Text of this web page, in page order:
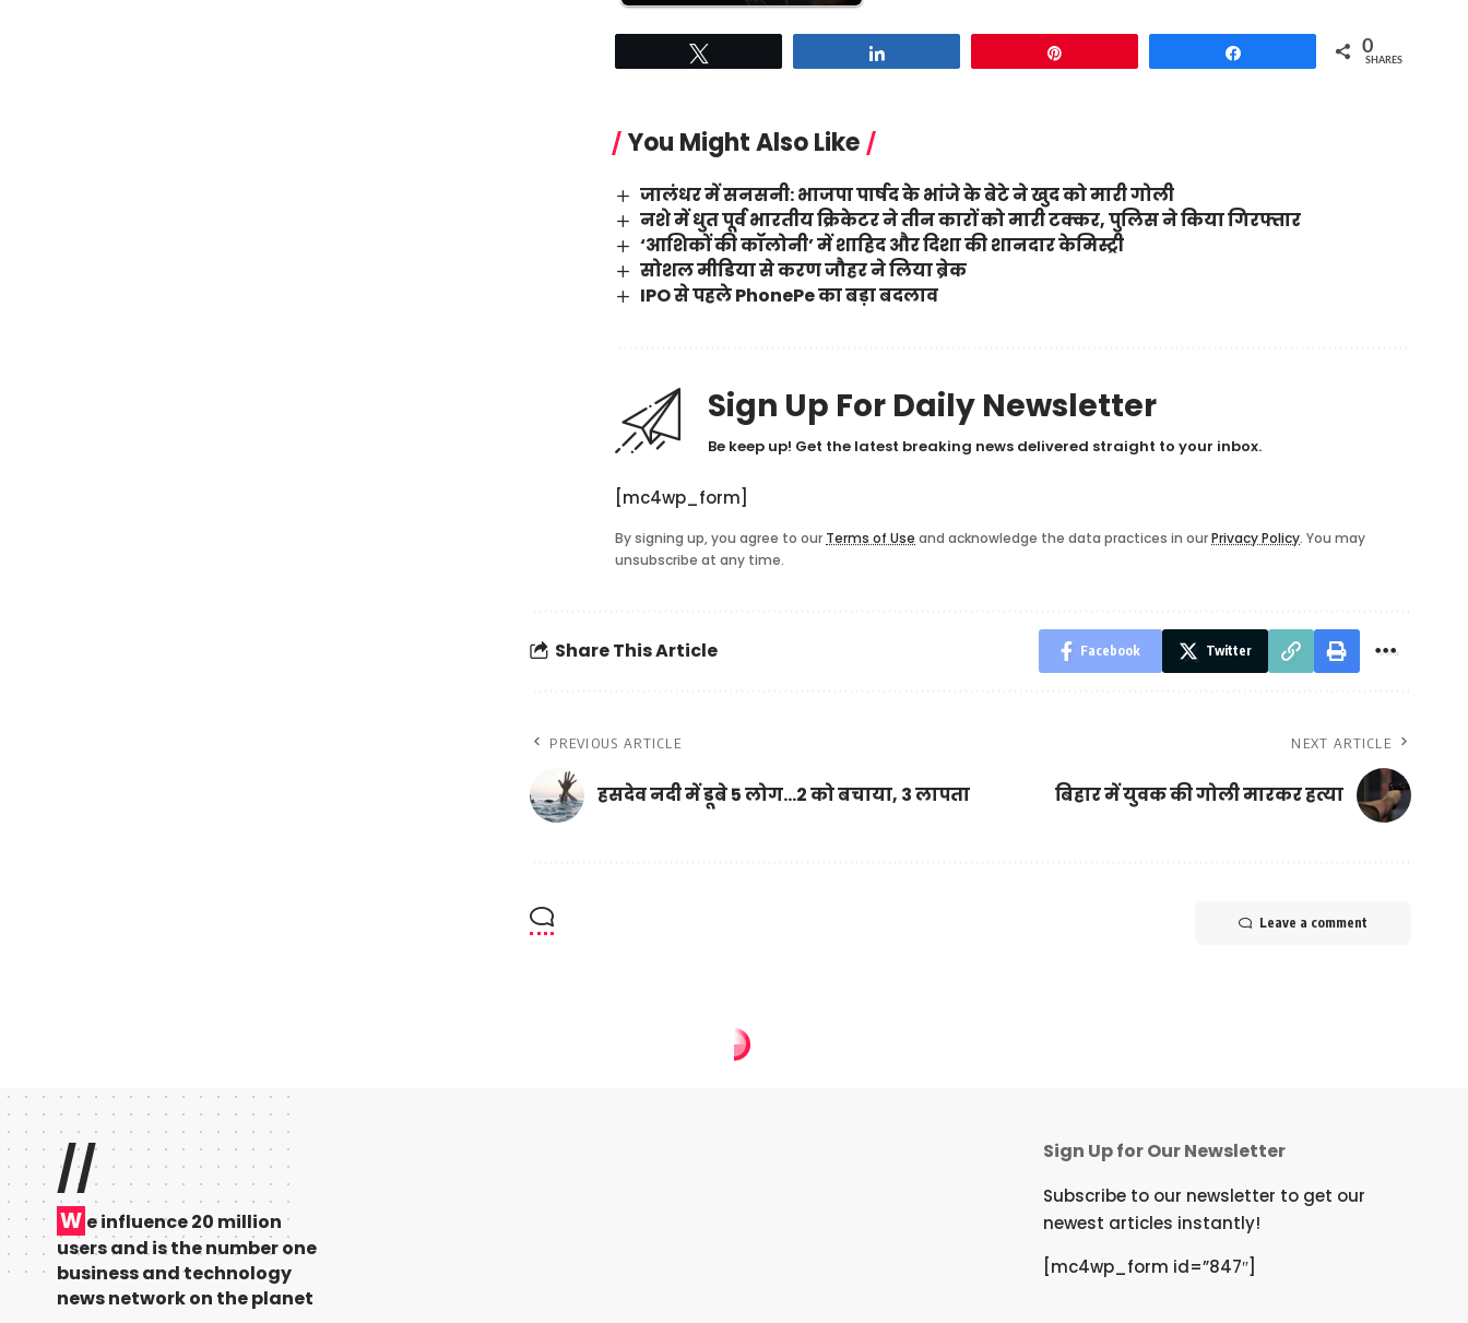
0
SHARES
You Might Also Like
जालंधर में सनसनी: भाजपा पार्षद के भांजे के बेटे ने खुद को मारी गोली
नशे में धुत पूर्व भारतीय क्रिकेटर ने तीन कारों को मारी टक्कर, पुलिस ने किया गिरफ्तार
‘आशिकों की कॉलोनी’ में शाहिद और दिशा की शानदार केमिस्ट्री
सोशल मीडिया से करण जौहर ने लिया ब्रेक
IPO से पहले PhonePe का बड़ा बदलाव
Sign Up For Daily Newsletter
Be keep up! Get the latest breaking news delivered straight to your inbox.
[mc4wp_form]
By signing up, you agree to our Terms of Use and acknowledge the data practices in ourPrivacy Policy. You may
unsubscribe at any time.
Share This Article Facebook Twitter
PREVIOUS ARTICLE
हसदेव नदी में डूबे 5 लोग…2 को बचाया, 3 लापता
NEXT ARTICLE
बिहार में युवक की गोली मारकर हत्या
Leave a comment
//
W e influence 20 million
users and is the number one
business and technology
news network on the planet
Sign Up for Our Newsletter
Subscribe to our newsletter to get our
newest articles instantly!
[mc4wp_form id=”847″]